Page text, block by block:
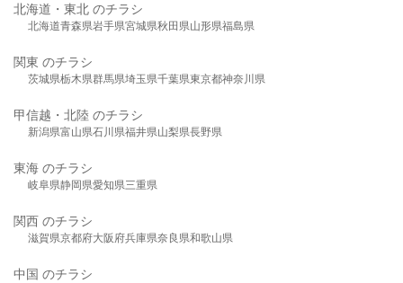
北海道・東北 のチラシ
北海道青森県岩手県宮城県秋田県山形県福島県
関東 のチラシ
茨城県栃木県群馬県埼玉県千葉県東京都神奈川県
甲信越・北陸 のチラシ
新潟県富山県石川県福井県山梨県長野県
東海 のチラシ
岐阜県静岡県愛知県三重県
関西 のチラシ
滋賀県京都府大阪府兵庫県奈良県和歌山県
中国 のチラシ